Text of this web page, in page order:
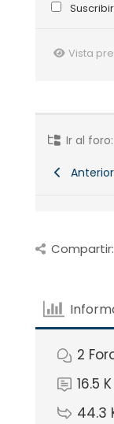
Vista
Ir al foro:
Compartir:
2
16.5 K
44.3